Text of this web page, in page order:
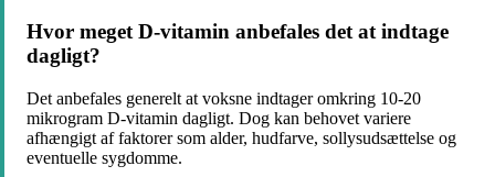
Hvor meget D-vitamin anbefales det at indtage
dagligt?
Det anbefales generelt at voksne indtager omkring 10-20
mikrogram D-vitamin dagligt. Dog kan behovet variere
afhængigt af faktorer som alder, hudfarve, sollysudsættelse og
eventuelle sygdomme.